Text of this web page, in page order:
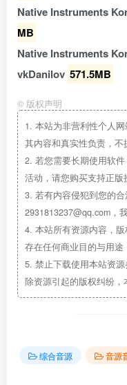
Native Instruments
MB
Native Instruments
vkDanilov 571.5MB
© 版权声明
1. 本站为非营利性个人
其内容和真实性负责，不
2. 若您需要长期使用软
活动，请您购买支持正版
3. 若有内容侵犯到您的
2931813237@qq.com，
4. 本站所有资源内容，
存在任何商业目的与用途
5. 禁止下载使用本站资
除资源引起的版权纠纷，
综合音源 音源